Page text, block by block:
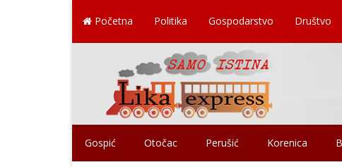
Početna Politika Gospodarstvo Društvo
Gospić Otočac Perušić Korenica